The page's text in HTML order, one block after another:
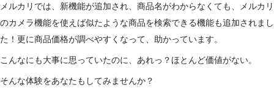
メルカリでは、新機能が追加され、商品名がわからなくても、メルカリ
のカメラ機能を使えば似たような商品を検索できる機能も追加されまし
た！更に商品価格が調べやすくなって、助かっています。
こんなにも大事に思っていたのに、あれっ？ほとんど価値がない。
そんな体験をあなたもしてみませんか？